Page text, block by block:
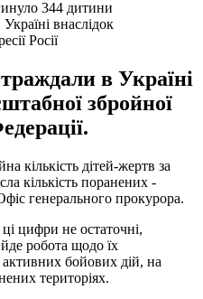
внаслідок
Росії
в Україні
збройної
кількість дітей-жертв за
кількість поранених -
генерального прокурора.
цифри не остаточні,
йде робота щодо їх
бойових дій, на
територіях.